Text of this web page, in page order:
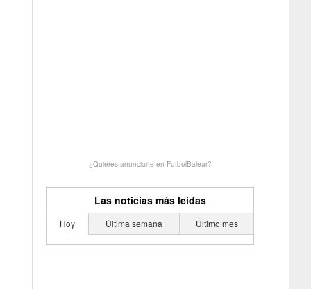
¿Quieres anunciarte en FutbolBalear?
Las noticias más leídas
Hoy Última semana Último mes